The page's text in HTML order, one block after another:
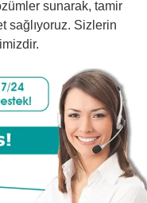
sunarak, tamir
sağlıyoruz. Sizlerin